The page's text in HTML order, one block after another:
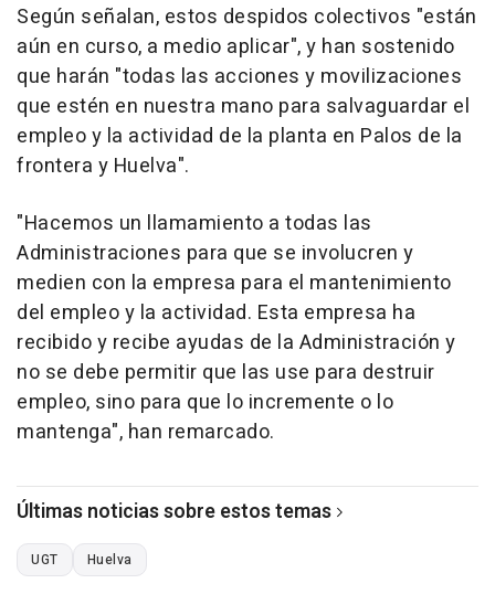
Según señalan, estos despidos colectivos "están
aún en curso, a medio aplicar", y han sostenido
que harán "todas las acciones y movilizaciones
que estén en nuestra mano para salvaguardar el
empleo y la actividad de la planta en Palos de la
frontera y Huelva".
"Hacemos un llamamiento a todas las
Administraciones para que se involucren y
medien con la empresa para el mantenimiento
del empleo y la actividad. Esta empresa ha
recibido y recibe ayudas de la Administración y
no se debe permitir que las use para destruir
empleo, sino para que lo incremente o lo
mantenga", han remarcado.
Últimas noticias sobre estos temas
UGT Huelva